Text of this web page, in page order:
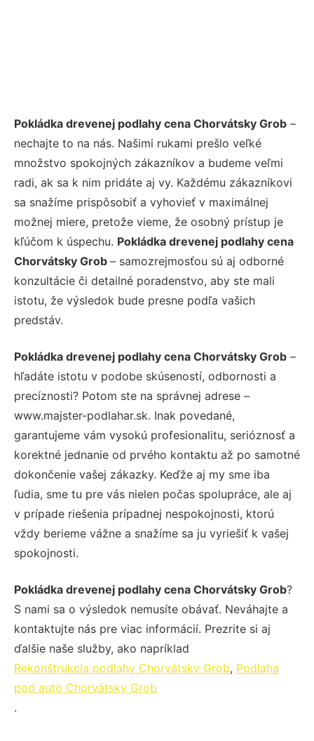
Pokládka drevenej podlahy cena Chorvátsky Grob –
nechajte to na nás. Našimi rukami prešlo veľké
množstvo spokojných zákazníkov a budeme veľmi
radi, ak sa k nim pridáte aj vy. Každému zákazníkovi
sa snažíme prispôsobiť a vyhovieť v maximálnej
možnej miere, pretože vieme, že osobný prístup je
kľúčom k úspechu. Pokládka drevenej podlahy cena
Chorvátsky Grob – samozrejmosťou sú aj odborné
konzultácie či detailné poradenstvo, aby ste mali
istotu, že výsledok bude presne podľa vašich
predstáv.
Pokládka drevenej podlahy cena Chorvátsky Grob –
hľadáte istotu v podobe skúseností, odbornosti a
precíznosti? Potom ste na správnej adrese –
www.majster-podlahar.sk. Inak povedané,
garantujeme vám vysokú profesionalitu, serióznosť a
korektné jednanie od prvého kontaktu až po samotné
dokončenie vašej zákazky. Keďže aj my sme iba
ľudia, sme tu pre vás nielen počas spolupráce, ale aj
v prípade riešenia prípadnej nespokojnosti, ktorú
vždy berieme vážne a snažíme sa ju vyriešiť k vašej
spokojnosti.
Pokládka drevenej podlahy cena Chorvátsky Grob?
S nami sa o výsledok nemusíte obávať. Neváhajte a
kontaktujte nás pre viac informácií. Prezrite si aj
ďalšie naše služby, ako napríklad
Rekonštrukcia podlahy Chorvátsky Grob, Podlaha
pod auto Chorvátsky Grob
.